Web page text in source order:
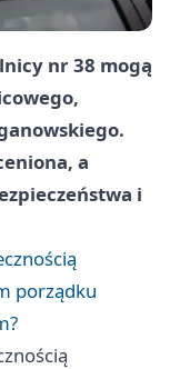
nr 38 mogą
a
i
porządku